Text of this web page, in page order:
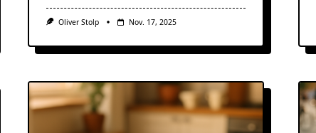
Oliver Stolp Nov. 17, 2025